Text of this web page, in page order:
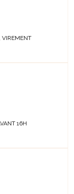
VIREMENT
16H